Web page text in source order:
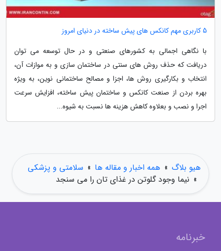
5 کاربری مهم کانکس های پیش ساخته در دنیای امروز
با نگاهی اجمالی به کشورهای صنعتی و در حال توسعه می توان
دریافت که حذف روش های سنتی در ساختمان سازی و به موازات آن،
انتخاب و بکارگیری روش ها، اجزا و مصالح ساختمانی نوین، به ویژه
بهره بردن از صنعت کانکس و ساختمان پیش ساخته، افزایش سرعت
اجرا و نصب و بعلاوه کاهش هزینه ها نسبت به شیوه...
هیو بلاگ » همه اخبار و مقاله ها » سلامتی و پزشکی
» نیما وجود گلوتن در غذای تان را می سنجد
خبرنامه